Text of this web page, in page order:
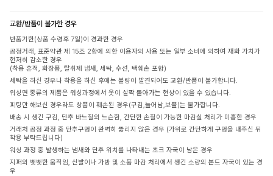
교환/반품이 불가한 경우
반품기한(상품 수령후 7일)이 경과한 경우
공정거래, 표준약관 제 15조 2항에 의한 이용자의 사용 또는 일부 소비에 의하여 재화 가치가
현저히 감소한 경우
(착용 흔적, 화장품, 탈취제 냄새, 세탁, 수선, 택훼손 포함)
세탁을 하신 경우나 착용을 하신 후에는 불량이 발견되어도 교환/반품이 불가합니다.
워싱면 종류의 제품은 워싱과정에서 옷이 살짝 돌아가는 현상이 있을 수 있습니다.
피팅만 해보신 경우라도 상품이 훼손된 경우(구김,늘어남,보풀)는 불가합니다.
배송 시 생긴 구김, 단추 바느질의 느슨함, 간단한 손질이 가능한 마감실 처리가 미흡한 경우
거래처 공정 과정 중 단추구멍이 완벽히 뚫리지 않은 경우 (가위로 간단하게 구멍을 내주신 뒤
착용 부탁드립니다)
워싱 과정 중 발생하는 냄새와 단추 위치를 나타내는 초크 자국이 남은 경우
지퍼의 뻣뻣한 움직임, 신발이나 가방 및 소품 마감 처리에서 생긴 소량의 본드 자국이 있는 경
우